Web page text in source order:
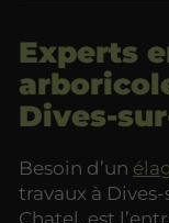
Experts
Dives-
Besoin d’un
travaux à
Chatel, est